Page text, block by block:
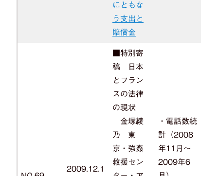
にともな
う支出と
賠償金
2009.12.1
■特別寄
稿 日本
とフラン
スの法律
の現状
金塚綾
乃 東
京・強姦
救援セン
・電話数統
計（2008
年11月～
2009年6